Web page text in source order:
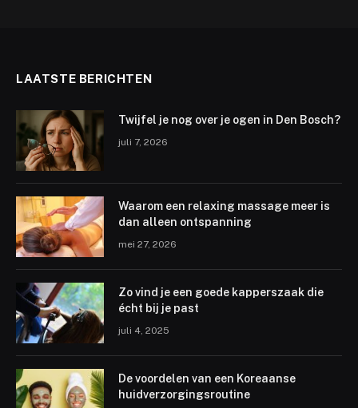
LAATSTE BERICHTEN
Twijfel je nog over je ogen in Den Bosch?
juli 7, 2026
Waarom een relaxing massage meer is
dan alleen ontspanning
mei 27, 2026
Zo vind je een goede kapperszaak die
écht bij je past
juli 4, 2025
De voordelen van een Koreaanse
huidverzorgingsroutine